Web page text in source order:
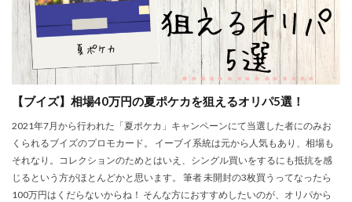
【ブイズ】相場40万円の夏ポケカを狙えるオリパ5選！
2021年7月から行われた「夏ポケカ」キャンペーンにて当選した者にのみお
くられるブイズのプロモカード。 イーブイ系統は元から人気もあり、相場も
それなり。コレクションのためとはいえ、シングル買いをするにも抵抗を感
じるという方がほとんどかと思います。 筆者 未開封の3枚買うってなったら
100万円はくだらないからね！ そんな方におすすめしたいのが、オリパから